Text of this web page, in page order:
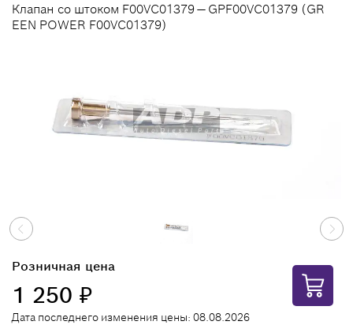
Клапан со штоком F00VC01379 — GPF00VC01379 (GR
EEN POWER F00VC01379)
Розничная цена
1 250 ₽
Дата последнего изменения цены: 08.08.2026